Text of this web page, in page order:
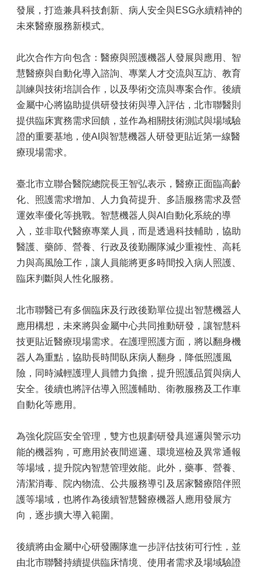
發展，打造兼具科技創新、病人安全與ESG永續精神的
未來醫療服務新模式。
此次合作方向包含：醫療與照護機器人發展與應用、智
慧醫療與自動化導入諮詢、專業人才交流與互訪、教育
訓練與技術培訓合作，以及學術交流與專案合作。後續
金屬中心將協助提供研發技術與導入評估，北市聯醫則
提供臨床實務需求回饋，並作為相關技術測試與場域驗
證的重要基地，使AI與智慧機器人研發更貼近第一線醫
療現場需求。
臺北市立聯合醫院總院長王智弘表示，醫療正面臨高齡
化、照護需求增加、人力負荷提升、多語服務需求及營
運效率優化等挑戰。智慧機器人與AI自動化系統的導
入，並非取代醫療專業人員，而是透過科技輔助，協助
醫護、藥師、營養、行政及後勤團隊減少重複性、高耗
力與高風險工作，讓人員能將更多時間投入病人照護、
臨床判斷與人性化服務。
北市聯醫已有多個臨床及行政後勤單位提出智慧機器人
應用構想，未來將與金屬中心共同推動研發，讓智慧科
技更貼近醫療現場需求。在護理照護方面，將以翻身機
器人為重點，協助長時間臥床病人翻身，降低照護風
險，同時減輕護理人員體力負擔，提升照護品質與病人
安全。後續也將評估導入照護輔助、衛教服務及工作車
自動化等應用。
為強化院區安全管理，雙方也規劃研發具巡邏與警示功
能的機器狗，可應用於夜間巡邏、環境巡檢及異常通報
等場域，提升院內智慧管理效能。此外，藥事、營養、
清潔消毒、院內物流、公共服務導引及居家醫療陪伴照
護等場域，也將作為後續智慧醫療機器人應用發展方
向，逐步擴大導入範圍。
後續將由金屬中心研發團隊進一步評估技術可行性，並
由北市聯醫持續提供臨床情境、使用者需求及場域驗證